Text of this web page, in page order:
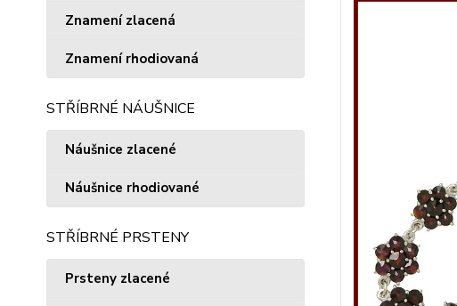
Znamení zlacená
Znamení rhodiovaná
STŘÍBRNÉ NÁUŠNICE
Náušnice zlacené
Náušnice rhodiované
STŘÍBRNÉ PRSTENY
Prsteny zlacené